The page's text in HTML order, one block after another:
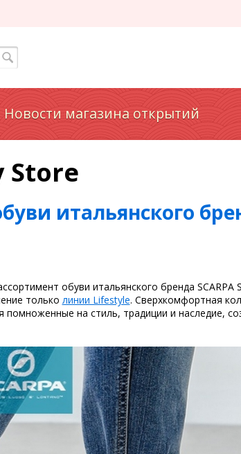
Новости магазина открытий
Store
итальянского
обуви итальянского бренда SCARPA
только линии Lifestyle. Сверхкомфортная
на стиль, традиции и наследие,